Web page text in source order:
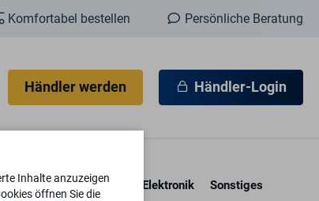
Komfortabel bestellen Persönliche Beratung
Händler werden Händler-Login
Kassetten Schlüssel Elektronik Sonstiges
Inhalte anzuzeigen
öffnen Sie die